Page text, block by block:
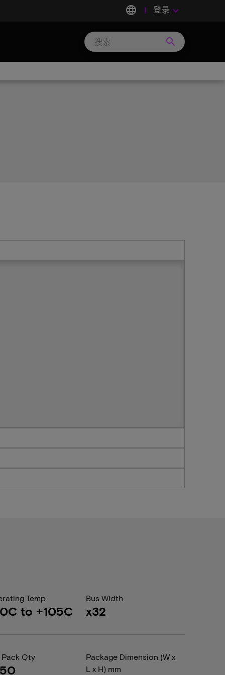
language 登录 keyboard_arrow_down
search
Temp
to +105C
Bus Width
x32
Qty
Package Dimension (W x
L x H) mm